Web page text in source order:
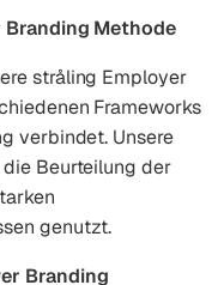
Methode
stråling Employer
Frameworks
verbindet. Unsere
Beurteilung der
genutzt.
Branding